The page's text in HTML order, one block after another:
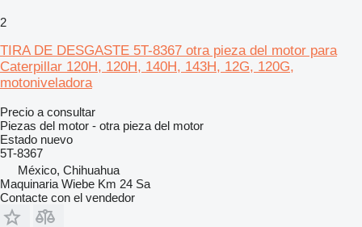
2
TIRA DE DESGASTE 5T-8367 otra pieza del motor para
Caterpillar 120H, 120H, 140H, 143H, 12G, 120G,
motoniveladora
Precio a consultar
Piezas del motor - otra pieza del motor
Estado nuevo
5T-8367
México, Chihuahua
Maquinaria Wiebe Km 24 Sa
Contacte con el vendedor